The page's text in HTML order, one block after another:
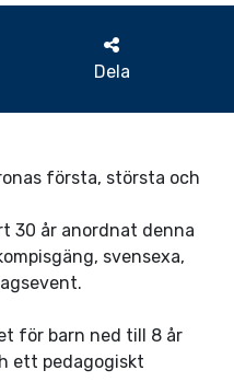
Dela
första, största och
30 år anordnat denna
svensexa,
för barn ned till 8 år
ett pedagogiskt